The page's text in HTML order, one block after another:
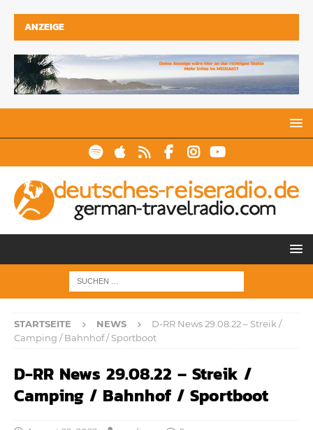
ANZEIGE
STARTSEITE NEWS
D-RR News 29.08.22 – Streik /
Camping / Bahnhof / Sportboot
D-RR News 29.08.22 – Streik /
Camping / Bahnhof / Sportboot